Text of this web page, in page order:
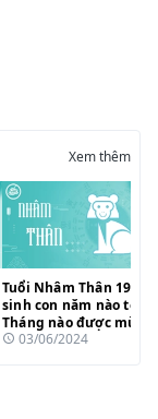
Xem thêm
Tuổi Nhâm Thân 1992
sinh con năm nào tốt?
Tháng nào được mùa
sinh?03/06/2024